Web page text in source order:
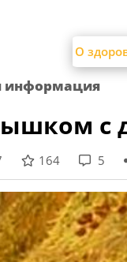
О
информация
с
164 5